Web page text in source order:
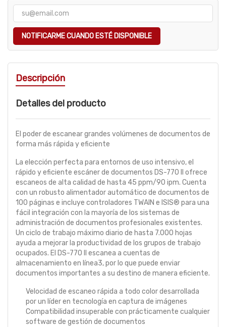
NOTIFICARME CUANDO ESTÉ DISPONIBLE
Descripción
Detalles del producto
El poder de escanear grandes volúmenes de documentos de
forma más rápida y eficiente
La elección perfecta para entornos de uso intensivo, el
rápido y eficiente escáner de documentos DS-770 II ofrece
escaneos de alta calidad de hasta 45 ppm/90 ipm. Cuenta
con un robusto alimentador automático de documentos de
100 páginas e incluye controladores TWAIN e ISIS® para una
fácil integración con la mayoría de los sistemas de
administración de documentos profesionales existentes.
Un ciclo de trabajo máximo diario de hasta 7.000 hojas
ayuda a mejorar la productividad de los grupos de trabajo
ocupados. El DS-770 II escanea a cuentas de
almacenamiento en línea3, por lo que puede enviar
documentos importantes a su destino de manera eficiente.
Velocidad de escaneo rápida a todo color desarrollada
por un líder en tecnología en captura de imágenes
Compatibilidad insuperable con prácticamente cualquier
software de gestión de documentos